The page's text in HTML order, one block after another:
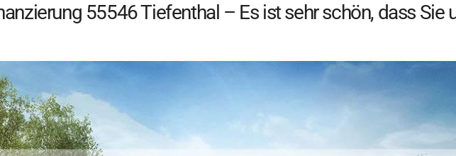
55546 Tiefenthal – Es ist sehr schön, dass Sie